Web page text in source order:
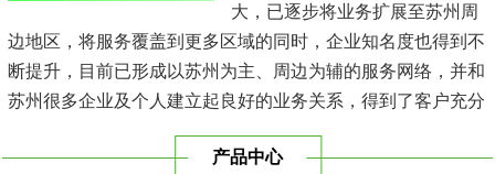
大，已逐步将业务扩展至苏州周
边地区，将服务覆盖到更多区域的同时，企业知名度也得到不
断提升，目前已形成以苏州为主、周边为辅的服务网络，并和
苏州很多企业及个人建立起良好的业务关系，得到了客户充分
与时俱进，树立良好的企业形象，以优质的服务、优质的技术
产品中心